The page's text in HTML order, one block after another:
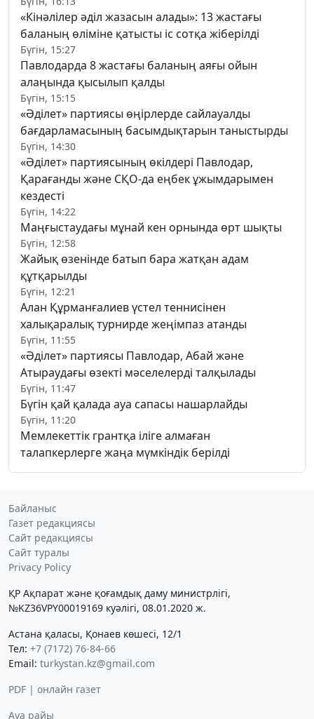
«Кінәлілер әділ жазасын алады»: 13 жастағы
баланың өліміне қатысты іс сотқа жіберілді
Бүгін, 15:27
Павлодарда 8 жастағы баланың аяғы ойын
алаңында қысылып қалды
Бүгін, 15:15
«Әділет» партиясы өңірлерде сайлауалды
бағдарламасының басымдықтарын таныстырды
Бүгін, 14:30
«Әділет» партиясының өкілдері Павлодар,
Қарағанды және СҚО-да еңбек ұжымдарымен
кездесті
Бүгін, 14:22
Маңғыстаудағы мұнай кен орнында өрт шықты
Бүгін, 12:58
Жайық өзенінде батып бара жатқан адам
құтқарылды
Бүгін, 12:21
Алан Құрманғалиев үстел теннисінен
халықаралық турнирде жеңімпаз атанды
Бүгін, 11:55
«Әділет» партиясы Павлодар, Абай және
Атыраудағы өзекті мәселелерді талқылады
Бүгін, 11:47
Бүгін қай қалада ауа сапасы нашарлайды
Бүгін, 11:20
Мемлекеттік грантқа іліге алмаған
талапкерлерге жаңа мүмкіндік берілді
Байланыс
Газет редакциясы
Сайт редакциясы
Сайт туралы
Privacy Policy
ҚР Ақпарат және қоғамдық даму министрлігі,
№KZ36VPY00019169 куәлігі, 08.01.2020 ж.
Астана қаласы, Қонаев көшесі, 12/1
Тел: +7 (7172) 76-84-66
Email: turkystan.kz@gmail.com
PDF | онлайн газет
Ауа райы